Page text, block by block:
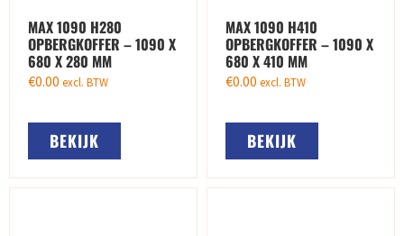
MAX 1090 H280
OPBERGKOFFER – 1090 X
680 X 280 MM
€0.00 excl. BTW
BEKIJK
MAX 1090 H410
OPBERGKOFFER – 1090 X
680 X 410 MM
€0.00 excl. BTW
BEKIJK